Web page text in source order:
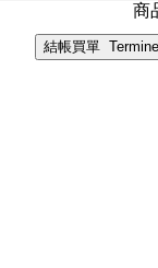
商